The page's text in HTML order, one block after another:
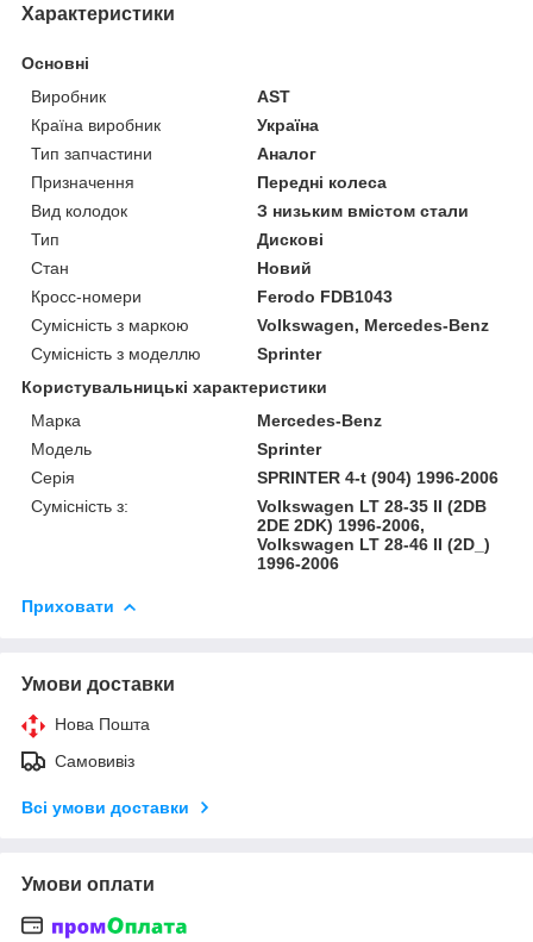
Характеристики
Основні
Виробник
AST
Країна виробник
Україна
Тип запчастини
Аналог
Призначення
Передні колеса
Вид колодок
З низьким вмістом стали
Тип
Дискові
Стан
Новий
Кросс-номери
Ferodo FDB1043
Сумісність з маркою
Volkswagen, Mercedes-Benz
Сумісність з моделлю
Sprinter
Користувальницькі характеристики
Марка
Mercedes-Benz
Модель
Sprinter
Серія
SPRINTER 4-t (904) 1996-2006
Сумісність з:
Volkswagen LT 28-35 II (2DB
2DE 2DK) 1996-2006,
Volkswagen LT 28-46 II (2D_)
1996-2006
Приховати
Умови доставки
Нова Пошта
Самовивіз
Всі умови доставки
Умови оплати